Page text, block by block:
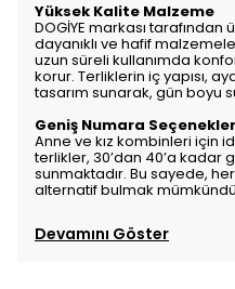
Yüksek Kalite Malzeme
DOGİYE markası
dayanıklı ve hafif
uzun süreli kullanımda
korur. Terliklerin iç yapısı,
tasarım sunarak, gün boyu
Geniş Numara
Anne ve kız kombinleri için
terlikler, 30’dan 40’a kadar
sunmaktadır. Bu sayede,
alternatif bulmak
Devamını Göster